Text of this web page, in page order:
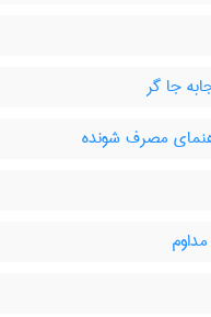
جا گر
مصرف شونده